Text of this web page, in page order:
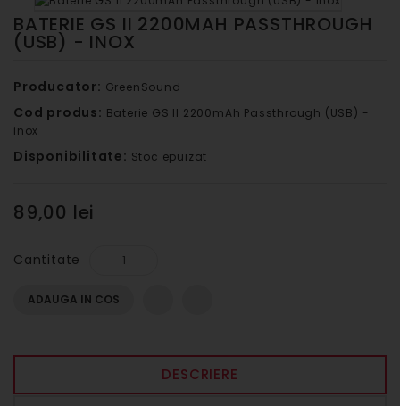
BATERIE GS II 2200MAH PASSTHROUGH
(USB) - INOX
Producator: GreenSound
Cod produs: Baterie GS II 2200mAh Passthrough (USB) -
inox
Disponibilitate: Stoc epuizat
89,00 lei
Cantitate
ADAUGA IN COS
DESCRIERE